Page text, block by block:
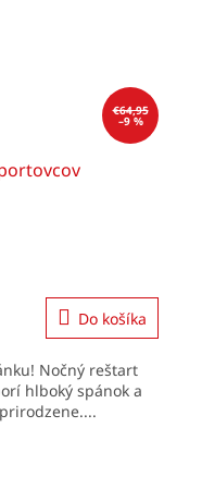
€64,95
–9 %
Do košíka
Nočný reštart
hlboký spánok a